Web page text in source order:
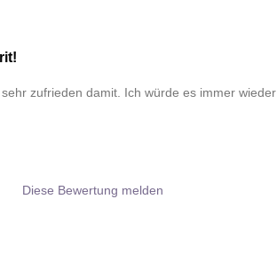
zufrieden damit. Ich würde es immer wieder
Diese Bewertung melden